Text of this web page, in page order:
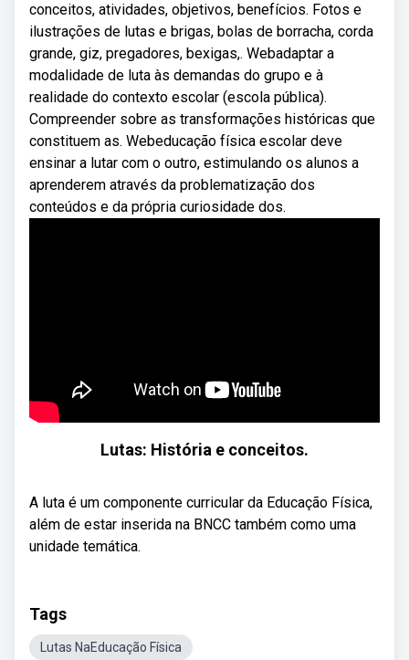
conceitos, atividades, objetivos, benefícios. Fotos e
ilustrações de lutas e brigas, bolas de borracha, corda
grande, giz, pregadores, bexigas,. Webadaptar a
modalidade de luta às demandas do grupo e à
realidade do contexto escolar (escola pública).
Compreender sobre as transformações históricas que
constituem as. Webeducação física escolar deve
ensinar a lutar com o outro, estimulando os alunos a
aprenderem através da problematização dos
conteúdos e da própria curiosidade dos.
Lutas: História e conceitos.
A luta é um componente curricular da Educação Física,
além de estar inserida na BNCC também como uma
unidade temática.
Tags
Lutas NaEducação Física